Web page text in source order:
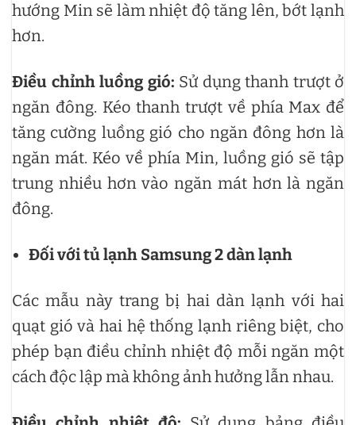
hướng Min sẽ làm nhiệt độ tăng lên, bớt lạnh
hơn.
Điều chỉnh luồng gió: Sử dụng thanh trượt ở
ngăn đông. Kéo thanh trượt về phía Max để
tăng cường luồng gió cho ngăn đông hơn là
ngăn mát. Kéo về phía Min, luồng gió sẽ tập
trung nhiều hơn vào ngăn mát hơn là ngăn
đông.
Đối với tủ lạnh Samsung 2 dàn lạnh
Các mẫu này trang bị hai dàn lạnh với hai
quạt gió và hai hệ thống lạnh riêng biệt, cho
phép bạn điều chỉnh nhiệt độ mỗi ngăn một
cách độc lập mà không ảnh hưởng lẫn nhau.